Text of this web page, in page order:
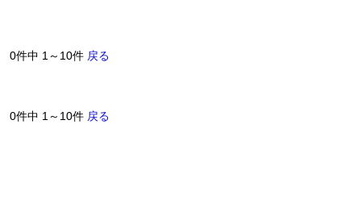
0件中 1～10件 戻る
0件中 1～10件 戻る